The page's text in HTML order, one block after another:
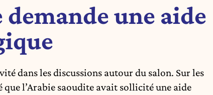
demande une aide
dans les discussions autour du salon. Sur les
que l’Arabie saoudite avait sollicité une aide